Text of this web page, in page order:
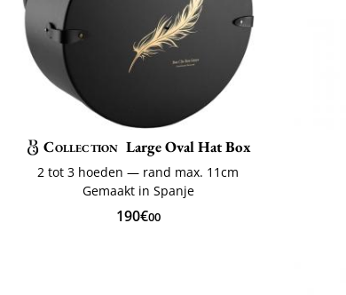
Collection Large Oval Hat Box
2 tot 3 hoeden — rand max. 11cm
Gemaakt in Spanje
190€00